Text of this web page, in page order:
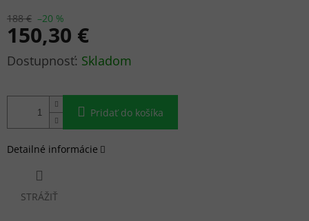
188 € –20 %
150,30 €
Jednotková
Skladom
Pridať do košíka
Detailné informácie
STRÁŽIŤ